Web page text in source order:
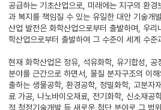
공급하는 기초산업으로, 미래에는 지구의 환
과 복지를 책임질 수 있는 유일한 대안 기술개
산업 발전은 화학산업으로부터 출발하며, 우
학산업으로부터 출발하여 그 수준이 세계 수준
현재 화학산업은 정유, 석유화학, 유기합성, 공
분야를 근간으로 하면서, 물질 분자구조의 이
출하는 생물공학, 환경공학, 정밀화학, 고분자
료 가공, 나노바이오재료, 전기화학, 신소재공
적 청정기술개발 등 새로운 첨단 분야로 그 범